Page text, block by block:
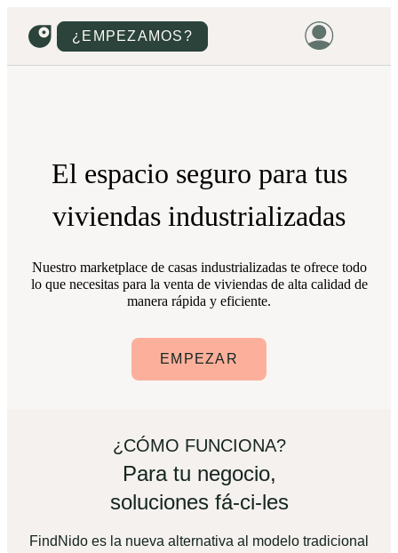
¿EMPEZAMOS?
PROYECTOS
PRECIOS
El espacio seguro para tus
viviendas industrializadas
Nuestro marketplace de casas industrializadas te ofrece todo
lo que necesitas para la venta de viviendas de alta calidad de
manera rápida y eficiente.
EMPEZAR
¿CÓMO FUNCIONA?
Para tu negocio,
soluciones fá-ci-les
FindNido es la nueva alternativa al modelo tradicional